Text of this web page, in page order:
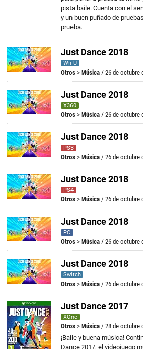
pista baile. Cuenta con el
y un buen puñado de
prueba.
Just Dance 2018
Wii U
Otros > Música / 26 de octubre
Just Dance 2018
X360
Otros > Música / 26 de octubre
Just Dance 2018
PS3
Otros > Música / 26 de octubre
Just Dance 2018
PS4
Otros > Música / 26 de octubre
Just Dance 2018
PC
Otros > Música / 26 de octubre
Just Dance 2018
Switch
Otros > Música / 26 de octubre
Just Dance 2017
XOne
Otros > Música / 28 de octubre
¡Baile y buena música!
Dance 2017, el videojuego